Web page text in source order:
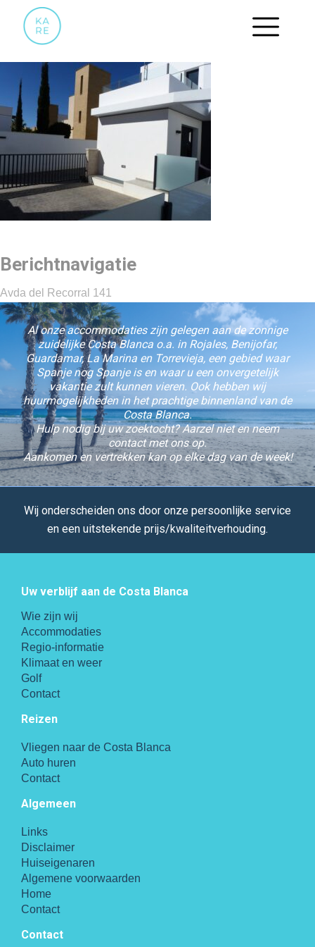
Berichtnavigatie
Avda del Recorral 141
Al onze accommodaties zijn gelegen aan de zonnige
zuidelijke Costa Blanca o.a. in Rojales, Benijofar,
Guardamar, La Marina en Torrevieja, een gebied waar
Spanje nog Spanje is en waar u een onvergetelijk
vakantie zult kunnen vieren. Ook hebben wij
huurmogelijkheden in het prachtige binnenland van de
Costa Blanca.
Hulp nodig bij uw zoektocht? Aarzel niet en neem
contact met ons op.
Aankomen en vertrekken kan op elke dag van de week!
Wij onderscheiden ons door onze persoonlijke service
en een uitstekende prijs/kwaliteitverhouding.
Uw verblijf aan de Costa Blanca
Wie zijn wij
Accommodaties
Regio-informatie
Klimaat en weer
Golf
Contact
Reizen
Vliegen naar de Costa Blanca
Auto huren
Contact
Algemeen
Links
Disclaimer
Huiseigenaren
Algemene voorwaarden
Home
Contact
Contact